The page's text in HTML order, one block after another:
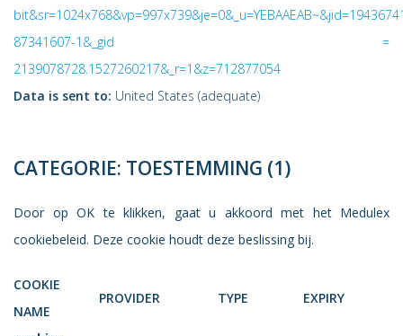
87341607-1&_gid =
2139078728.1527260217&_r=1&z=712877054
Data is sent to: United States (adequate)
CATEGORIE: TOESTEMMING (1)
Door op OK te klikken, gaat u akkoord met het Medulex
cookiebeleid. Deze cookie houdt deze beslissing bij.
COOKIE
NAME
PROVIDER TYPE EXPIRY